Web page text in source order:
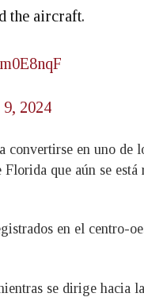
the aircraft.
2024
en uno de
que aún se
en el centro-
se dirige hacia